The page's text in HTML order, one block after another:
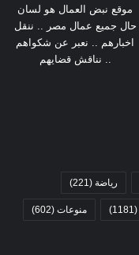
موقع نبض العمال هو لسان
حال جميع عمال مصر .. ننقل
اخبارهم .. نعبر عن شكواهم
.. نناقش قضايهم
رياضة (221)
(1181) منوعات (602)